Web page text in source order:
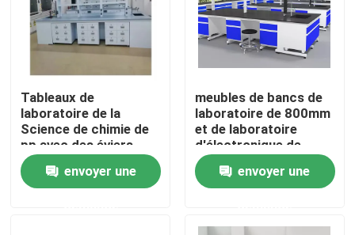
Meubles de laboratoire d'école
Banc d'île de laboratoire
Banc de mur de laboratoire
Capot de vapeur de laboratoire
Banc d'équilibre de laboratoire
Tableaux de
laboratoire de la
Science de chimie de
pp avec des éviers
envoyer une
meubles de bancs de
laboratoire de 800mm
et de laboratoire
d'électronique de
chimie de Cabinets
envoyer une